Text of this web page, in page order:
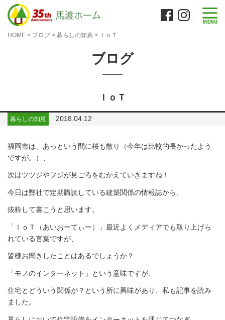
HOME > ブログ > 暮らしの知恵 > ＩｏＴ
ブログ
ＩｏＴ
暮らしの知恵 2018.04.12
福岡市は、あっという間に桜も散り（今年は比較的長かったよう
ですが。）、
次はツツジやフジが見ごろをむかえていきますね！
今日は弊社で定期購読している建築関係の情報誌から、
抜粋して書こうと思います。
「ＩｏＴ（あいおーてぃー）」最近よくメディアでも取り上げら
れている言葉ですが、
皆様お聞きしたことはあるでしょうか？
「モノのインターネット」という意味ですが、
住宅とどういう関係が？という所に興味があり、私も記事を読み
ました。